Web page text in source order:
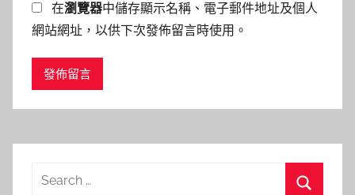
在瀏覽器中儲存顯示名稱、電子郵件地址及個人
網站網址，以供下次發佈留言時使用。
Search